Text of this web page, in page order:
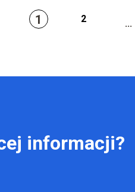
1 2 ...
informacji?